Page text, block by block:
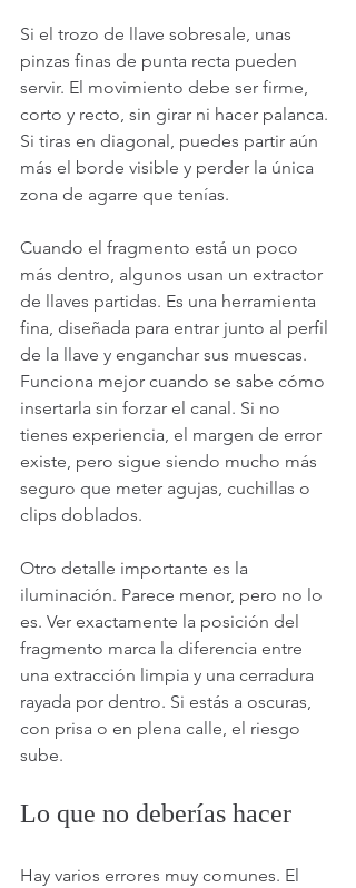
Si el trozo de llave sobresale, unas
pinzas finas de punta recta pueden
servir. El movimiento debe ser firme,
corto y recto, sin girar ni hacer palanca.
Si tiras en diagonal, puedes partir aún
más el borde visible y perder la única
zona de agarre que tenías.
Cuando el fragmento está un poco
más dentro, algunos usan un extractor
de llaves partidas. Es una herramienta
fina, diseñada para entrar junto al perfil
de la llave y enganchar sus muescas.
Funciona mejor cuando se sabe cómo
insertarla sin forzar el canal. Si no
tienes experiencia, el margen de error
existe, pero sigue siendo mucho más
seguro que meter agujas, cuchillas o
clips doblados.
Otro detalle importante es la
iluminación. Parece menor, pero no lo
es. Ver exactamente la posición del
fragmento marca la diferencia entre
una extracción limpia y una cerradura
rayada por dentro. Si estás a oscuras,
con prisa o en plena calle, el riesgo
sube.
Lo que no deberías hacer
Hay varios errores muy comunes. El